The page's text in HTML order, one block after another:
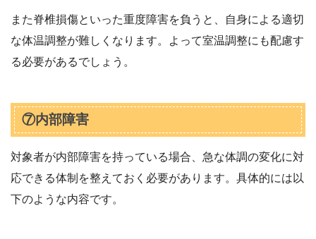
また脊椎損傷といった重度障害を負うと、自身による適切
な体温調整が難しくなります。よって室温調整にも配慮す
る必要があるでしょう。
⑦内部障害
対象者が内部障害を持っている場合、急な体調の変化に対
応できる体制を整えておく必要があります。具体的には以
下のような内容です。